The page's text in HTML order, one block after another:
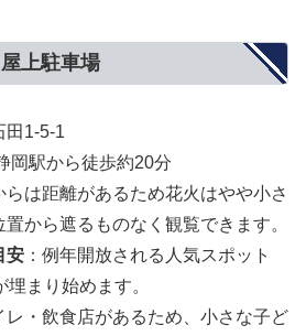
上駐車場
田1-5-1
岡駅から徒歩約20分
らは距離があるため花火はやや小さ
から遮るものなく観覧できます。
安 ：例年開放される人気スポット
まり始めます。
レ・飲食店があるため、小さな子ど